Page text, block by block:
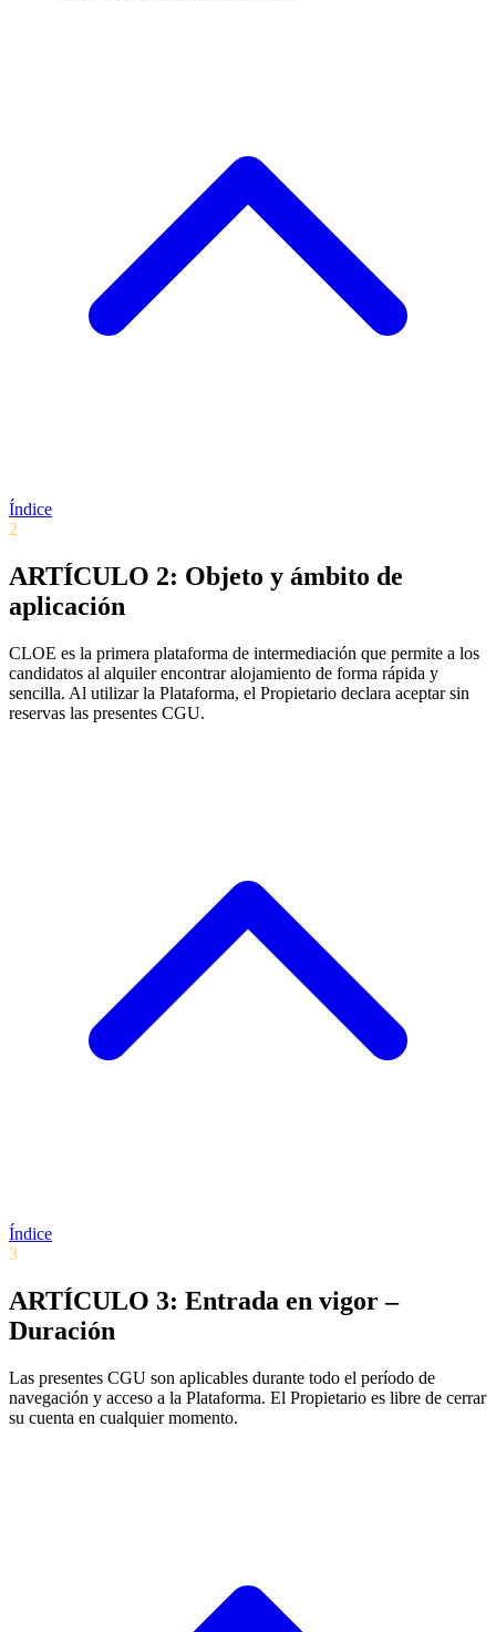
Índice
2
ARTÍCULO 2: Objeto y ámbito de
aplicación
CLOE es la primera plataforma de intermediación que permite a los
candidatos al alquiler encontrar alojamiento de forma rápida y
sencilla. Al utilizar la Plataforma, el Propietario declara aceptar sin
reservas las presentes CGU.
Índice
3
ARTÍCULO 3: Entrada en vigor –
Duración
Las presentes CGU son aplicables durante todo el período de
navegación y acceso a la Plataforma. El Propietario es libre de cerrar
su cuenta en cualquier momento.